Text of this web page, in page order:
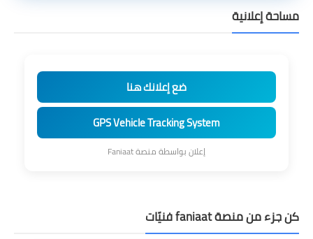
مساحة إعلانية
ضع إعلانك هنا
GPS Vehicle Tracking System
إعلان بواسطة منصة Faniaat
كن جزء من منصة faniaat فنيّات